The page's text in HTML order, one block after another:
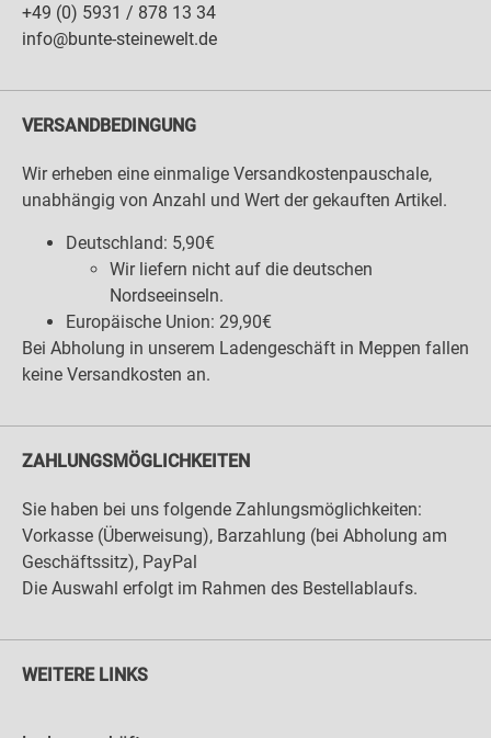
+49 (0) 5931 / 878 13 34
info@bunte-steinewelt.de
VERSANDBEDINGUNG
Wir erheben eine einmalige Versandkostenpauschale,
unabhängig von Anzahl und Wert der gekauften Artikel.
Deutschland: 5,90€
Wir liefern nicht auf die deutschen
Nordseeinseln.
Europäische Union: 29,90€
Bei Abholung in unserem Ladengeschäft in Meppen fallen
keine Versandkosten an.
ZAHLUNGSMÖGLICHKEITEN
Sie haben bei uns folgende Zahlungsmöglichkeiten:
Vorkasse (Überweisung), Barzahlung (bei Abholung am
Geschäftssitz), PayPal
Die Auswahl erfolgt im Rahmen des Bestellablaufs.
WEITERE LINKS